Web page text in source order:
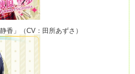
」（CV：田所あずさ）